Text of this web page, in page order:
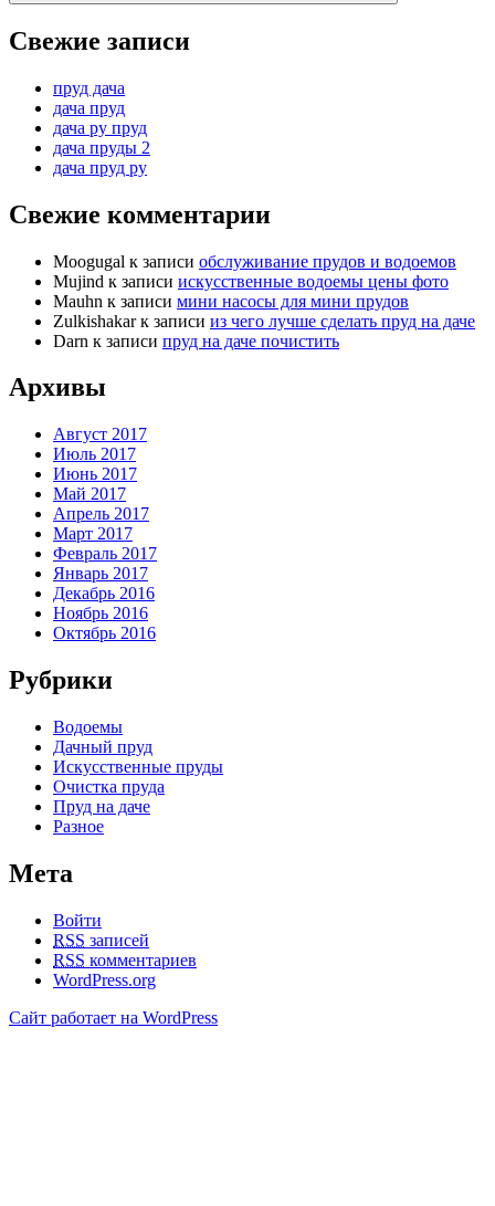
Свежие записи
пруд дача
дача пруд
дача ру пруд
дача пруды 2
дача пруд ру
Свежие комментарии
Moogugal к записи обслуживание прудов и водоемов
Mujind к записи искусственные водоемы цены фото
Mauhn к записи мини насосы для мини прудов
Zulkishakarк записи из чего лучше сделать пруд на даче
Darn к записи пруд на даче почистить
Архивы
Август 2017
Июль 2017
Июнь 2017
Май 2017
Апрель 2017
Март 2017
Февраль 2017
Январь 2017
Декабрь 2016
Ноябрь 2016
Октябрь 2016
Рубрики
Водоемы
Дачный пруд
Искусственные пруды
Очистка пруда
Пруд на даче
Разное
Мета
Войти
RSS записей
RSS комментариев
WordPress.org
Сайт работает на WordPress